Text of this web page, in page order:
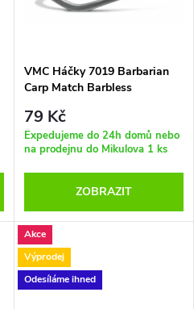
VMC Háčky 7019 Barbarian
Carp Match Barbless
79 Kč
Expedujeme do 24h domů nebo
na prodejnu do Mikulova 1 ks
ZOBRAZIT
Akce
Výprodej
Odesíláme ihned